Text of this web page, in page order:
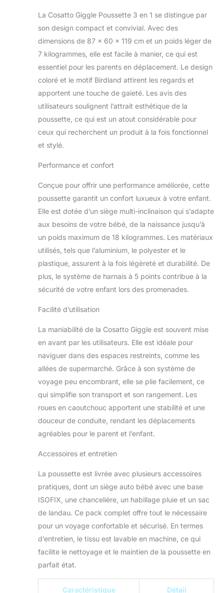
idéal pour les
petites voitures et
les vies occupées.
suspension
polyvalente et des
pneus anti-
crevaison tout-
4 roues robuste
permet une
conduite en
nacelle spacieuse
avec suffisamment
accueillir les bébés
en croissance
jusqu'à 9 kg
(environ 6 mois). Le
matelas épais de
soutien le rend idéal
pour dormir
occasionnellement
en machine pour
une fraîcheur ultime
Your Ride, Your
Way - Le siège
bidirectionnel
permet à votre
enfant de vous faire
face ou de faire
face pour voir le
monde. Il a
plusieurs positions
la détente
décontractée. De
plus, il y a un panier
surdimensionné
d'une capacité de 5
kg - pour les plus
shopping Your
Ride, Anywhere -
La Cosatto Giggle Poussette 3 en 1 se distingue par
son design compact et convivial. Avec des
dimensions de 87 x 60 x 119 cm et un poids léger de
7 kilogrammes, elle est facile à manier, ce qui est
essentiel pour les parents en déplacement. Le design
coloré et le motif Birdland attirent les regards et
apportent une touche de gaieté. Les avis des
utilisateurs soulignent l’attrait esthétique de la
poussette, ce qui est un atout considérable pour
ceux qui recherchent un produit à la fois fonctionnel
et stylé.
Performance et confort
Conçue pour offrir une performance améliorée, cette
poussette garantit un confort luxueux à votre enfant.
Elle est dotée d’un siège multi-inclinaison qui s’adapte
aux besoins de votre bébé, de la naissance jusqu’à
un poids maximum de 18 kilogrammes. Les matériaux
utilisés, tels que l’aluminium, le polyester et le
plastique, assurent à la fois légèreté et durabilité. De
plus, le système de harnais à 5 points contribue à la
sécurité de votre enfant lors des promenades.
Facilité d’utilisation
La maniabilité de la Cosatto Giggle est souvent mise
en avant par les utilisateurs. Elle est idéale pour
naviguer dans des espaces restreints, comme les
allées de supermarché. Grâce à son système de
voyage peu encombrant, elle se plie facilement, ce
qui simplifie son transport et son rangement. Les
roues en caoutchouc apportent une stabilité et une
douceur de conduite, rendant les déplacements
agréables pour le parent et l’enfant.
Accessoires et entretien
La poussette est livrée avec plusieurs accessoires
pratiques, dont un siège auto bébé avec une base
ISOFIX, une chancelière, un habillage pluie et un sac
de landau. Ce pack complet offre tout le nécessaire
pour un voyage confortable et sécurisé. En termes
d’entretien, le tissu est lavable en machine, ce qui
facilite le nettoyage et le maintien de la poussette en
parfait état.
Caractéristique Détail